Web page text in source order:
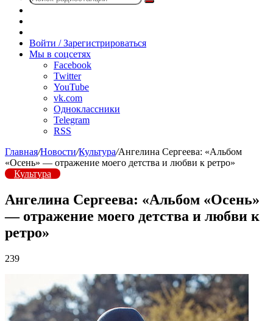
Поиск
радио
Войти / Зарегистрироваться
Мы в соцсетях
Facebook
Twitter
YouTube
vk.com
Одноклассники
Telegram
RSS
Главная/Новости/Культура/Ангелина Сергеева: «Альбом
«Осень» — отражение моего детства и любви к ретро»
Культура
Ангелина Сергеева: «Альбом «Осень»
— отражение моего детства и любви к
ретро»
239